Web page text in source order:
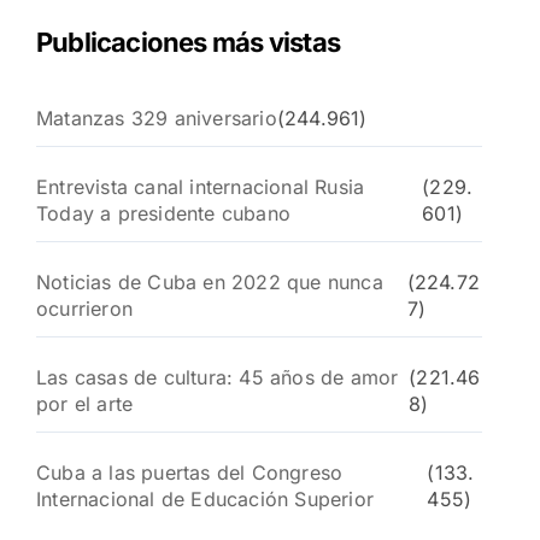
Publicaciones más vistas
Matanzas 329 aniversario(244.961)
Entrevista canal internacional Rusia
Today a presidente cubano
(229.
601)
Noticias de Cuba en 2022 que nunca
ocurrieron
(224.72
7)
Las casas de cultura: 45 años de amor
por el arte
(221.46
8)
Cuba a las puertas del Congreso
Internacional de Educación Superior
(133.
455)